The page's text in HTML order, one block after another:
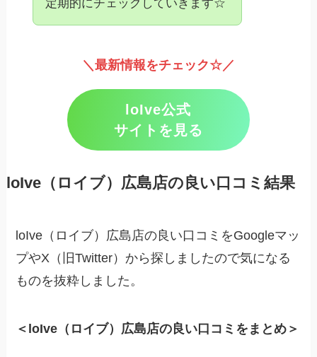
定期的にチェックしていきます☆
＼最新情報をチェック☆／
loIve公式
サイトを見る
loIve（ロイブ）広島店の良い口コミ結果
loIve（ロイブ）広島店の良い口コミをGoogleマッ
プやX（旧Twitter）から探しましたので気になる
ものを抜粋しました。
＜loIve（ロイブ）広島店の良い口コミをまとめ＞